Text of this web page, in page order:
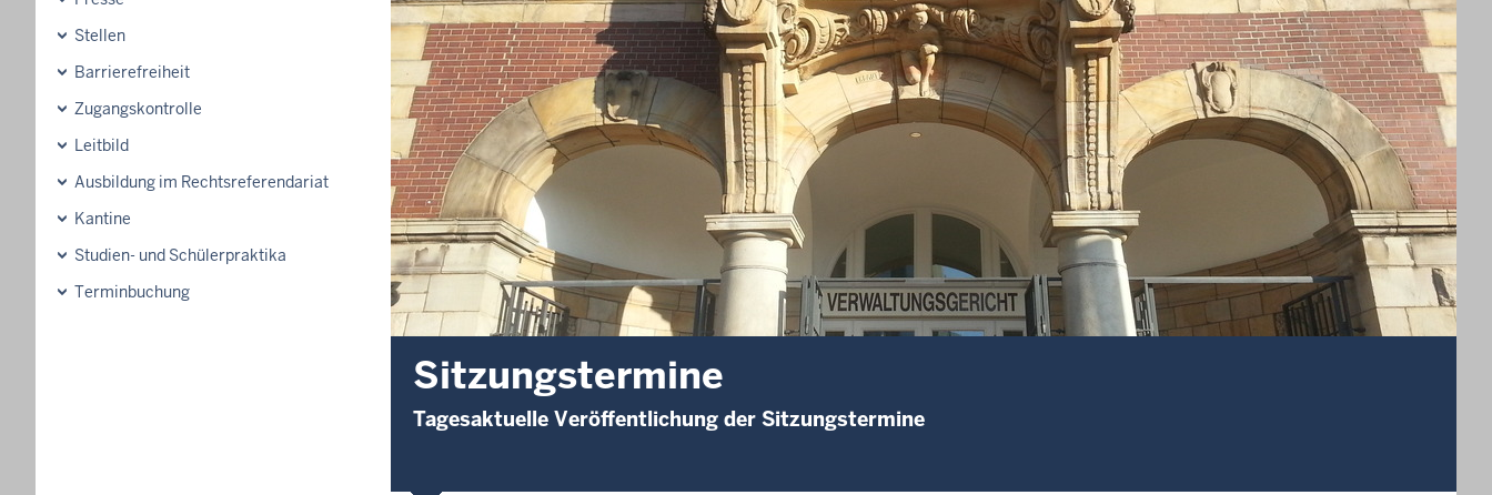
Stellen
Barrierefreiheit
Zugangskontrolle
Leitbild
Ausbildung im Rechtsreferendariat
Kantine
Studien- und Schülerpraktika
Terminbuchung
Sitzungstermine
Tagesaktuelle Veröffentlichung der Sitzungstermine